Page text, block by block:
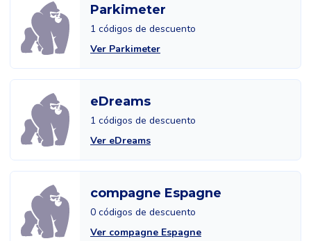
Parkimeter
1 códigos de descuento
Ver Parkimeter
eDreams
1 códigos de descuento
Ver eDreams
compagne Espagne
0 códigos de descuento
Ver compagne Espagne